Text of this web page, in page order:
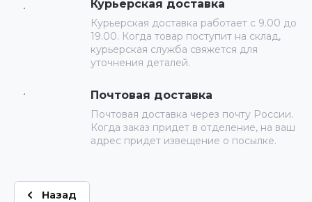
Курьерская доставка
Курьерская доставка работает с 9.00 до
19.00. Когда товар поступит на склад,
курьерская служба свяжется для
уточнения деталей.
Почтовая доставка
Почтовая доставка через почту России.
Когда заказ придет в отделение, на ваш
адрес придет извещение о посылке.
Назад